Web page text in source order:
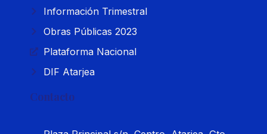
Información Trimestral
Obras Públicas 2023
Plataforma Nacional
DIF Atarjea
Contacto